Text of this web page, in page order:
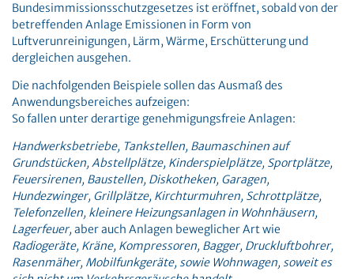
Bundesimmissionsschutzgesetzes ist eröffnet, sobald von der
betreffenden Anlage Emissionen in Form von
Luftverunreinigungen, Lärm, Wärme, Erschütterung und
dergleichen ausgehen.
Die nachfolgenden Beispiele sollen das Ausmaß des
Anwendungsbereiches aufzeigen:
So fallen unter derartige genehmigungsfreie Anlagen:
Handwerksbetriebe, Tankstellen, Baumaschinen auf
Grundstücken, Abstellplätze, Kinderspielplätze, Sportplätze,
Feuersirenen, Baustellen, Diskotheken, Garagen,
Hundezwinger, Grillplätze, Kirchturmuhren, Schrottplätze,
Telefonzellen, kleinere Heizungsanlagen in Wohnhäusern,
Lagerfeuer,aber auch Anlagen beweglicher Art wie
Radiogeräte, Kräne, Kompressoren, Bagger, Druckluftbohrer,
Rasenmäher, Mobilfunkgeräte, sowie Wohnwagen, soweit es